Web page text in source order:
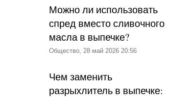
Можно ли использовать
спред вместо сливочного
масла в выпечке?
Общество, 28 май 2026 20:56
Чем заменить
разрыхлитель в выпечке: